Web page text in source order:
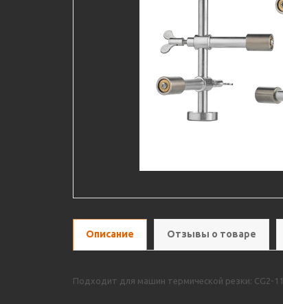
Описание Отзывы о товаре
Подходит для машин термической резки: CG2-11